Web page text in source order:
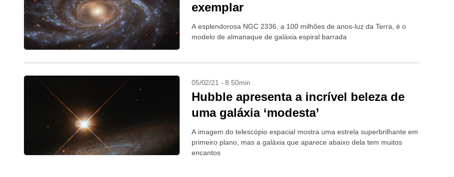
exemplar
A esplendorosa NGC 2336, a 100 milhões de anos-luz da Terra, é o
modelo de almanaque de galáxia espiral barrada
05/02/21 - 8:50min
Hubble apresenta a incrível beleza de
uma galáxia ‘modesta’
A imagem do telescópio espacial mostra uma estrela superbrilhante em
primeiro plano, mas a galáxia que aparece abaixo dela tem muitos
encantos